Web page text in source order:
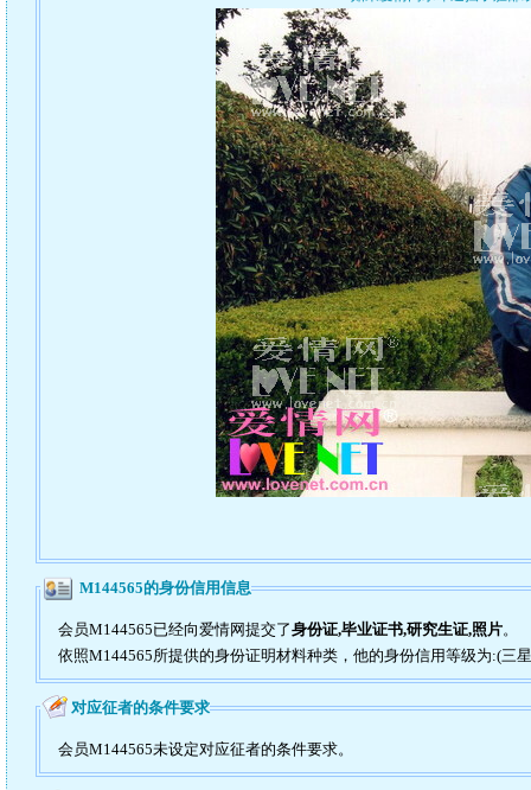
M144565的身份信用信息
会员M144565已经向爱情网提交了身份证,毕业证书,研究生证,照片。
依照M144565所提供的身份证明材料种类，他的身份信用等级为:(三
对应征者的条件要求
会员M144565未设定对应征者的条件要求。